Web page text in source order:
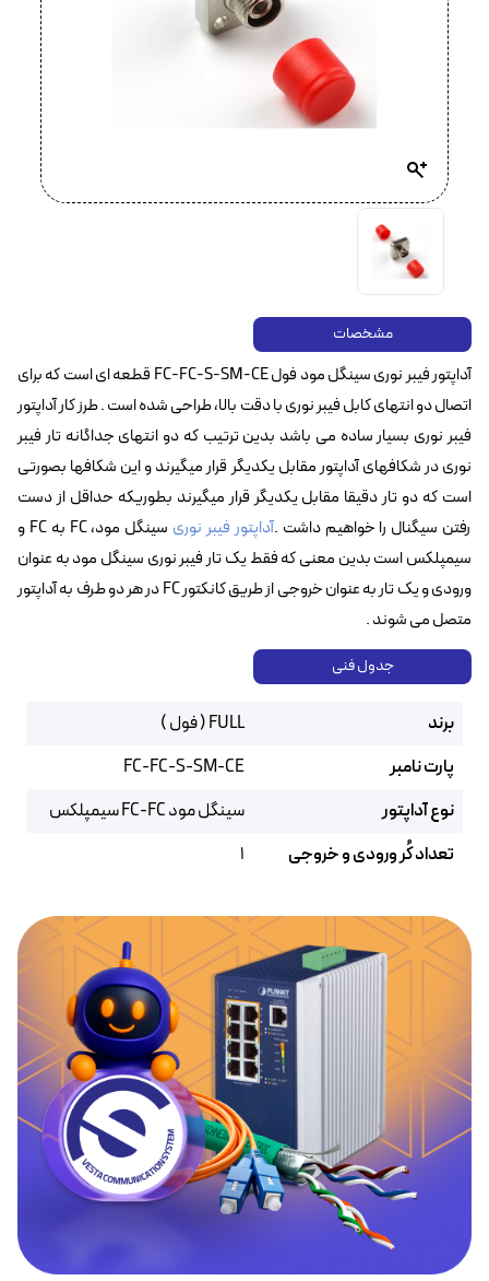
مشخصات
آداپتور فیبر نوری سینگل مود فول FC-FC-S-SM-CE قطعه ای است که برای
اتصال دو انتهای کابل فیبر نوری با دقت بالا، طراحی شده است . طرز کار آداپتور
فیبر نوری بسیار ساده می باشد بدین ترتیب که دو انتهای جداگانه تار فیبر
نوری در شکافهای آداپتور مقابل یکدیگر قرار میگیرند و این شکافها بصورتی
است که دو تار دقیقا مقابل یکدیگر قرار میگیرند بطوریکه حداقل از دست
رفتن سیگنال را خواهیم داشت .آداپتور فیبر نوری
سینگل مود، FC به FC و
سیمپلکس است بدین معنی که فقط یک تار فیبر نوری سینگل مود به عنوان
ورودی و یک تار به عنوان خروجی از طریق کانکتور FC در هر دو طرف به آداپتور
متصل می شوند .
جدول فنی
برند
FULL ( فول )
پارت نامبر
FC-FC-S-SM-CE
نوع آداپتور
سینگل مود FC-FC سیمپلکس
تعداد کُر ورودی و خروجی
1